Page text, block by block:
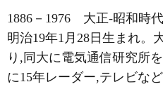
1886－1976 大正-昭和時代
明治19年1月28日生まれ。
り,同大に電気通信研究所
に15年レーダー,テレビな